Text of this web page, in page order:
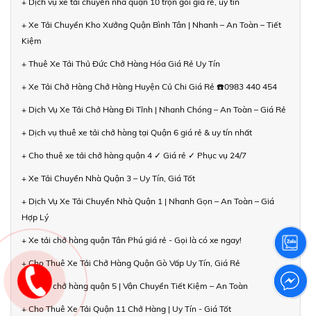
+ Xe Tải Chuyển Kho Xưởng Quận Bình Tân | Nhanh – An Toàn – Tiết
Kiệm
+ Thuê Xe Tải Thủ Đức Chở Hàng Hóa Giá Rẻ Uy Tín
+ Xe Tải Chở Hàng Chở Hàng Huyện Củ Chi Giá Rẻ ☎️0983 440 454
+ Dịch Vụ Xe Tải Chở Hàng Đi Tỉnh | Nhanh Chóng – An Toàn – Giá Rẻ
+ Dịch vụ thuê xe tải chở hàng tại Quận 6 giá rẻ & uy tín nhất
+ Cho thuê xe tải chở hàng quận 4 ✓ Giá rẻ ✓ Phục vụ 24/7
+ Xe Tải Chuyển Nhà Quận 3 – Uy Tín, Giá Tốt
+ Dịch Vụ Xe Tải Chuyển Nhà Quận 1 | Nhanh Gọn – An Toàn – Giá
Hợp Lý
+ Xe tải chở hàng quận Tân Phú giá rẻ - Gọi là có xe ngay!
+ Cho Thuê Xe Tải Chở Hàng Quận Gò Vấp Uy Tín, Giá Rẻ
+ Xe tải chở hàng quận 5 | Vận Chuyển Tiết Kiệm – An Toàn
+ Cho Thuê Xe Tải Quận 11 Chở Hàng | Uy Tín - Giá Tốt